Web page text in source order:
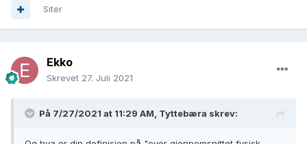
Siter
Ekko
Skrevet 27. Juli 2021
På 7/27/2021 at 11:29 AM, Tyttebæra skrev: